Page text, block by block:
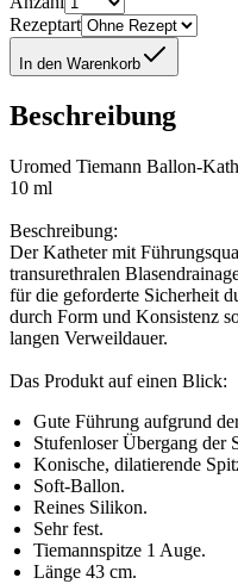
Rezeptart
In den Warenkorb
Beschreibung
Uromed Tiemann Ballon-
10 ml
Beschreibung:
Der Katheter mit
transurethralen
für die geforderte Sicherheit
durch Form und Konsistenz
langen Verweildauer.
Das Produkt auf einen Blick:
Gute Führung aufgrund
Stufenloser Übergang der
Konische, dilatierende
Soft-Ballon.
Reines Silikon.
Sehr fest.
Tiemannspitze 1 Auge.
Länge 43 cm.